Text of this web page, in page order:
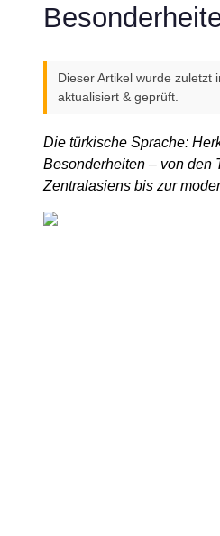
Dieser Artikel wurde zuletzt
aktualisiert & geprüft.
Die türkische Sprache:
Besonderheiten – von den
Zentralasiens bis zur